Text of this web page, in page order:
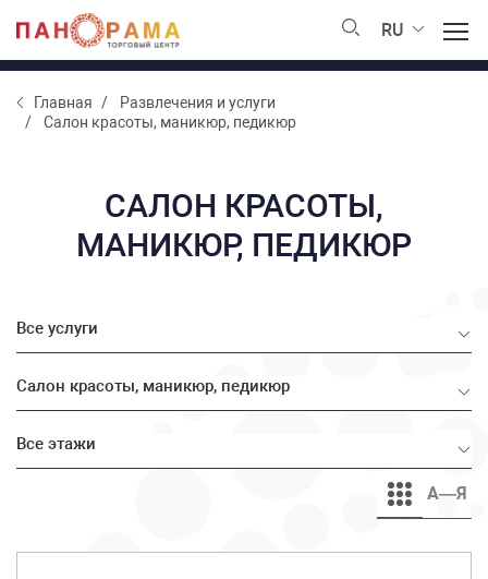
RU
Главная
Развлечения и услуги
Салон красоты, маникюр, педикюр
САЛОН КРАСОТЫ,
МАНИКЮР, ПЕДИКЮР
Все услуги
Салон красоты, маникюр, педикюр
Все этажи
А—Я